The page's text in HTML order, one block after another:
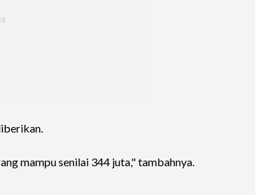
mampu senilai 344 juta," tambahnya.